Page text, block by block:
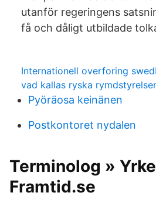
utanför regeringens
få och dåligt utbildade
Internationell overforing
vad kallas ryska
Pyöräosa keinänen
Postkontoret nydalen
Terminolog »
Framtid.se